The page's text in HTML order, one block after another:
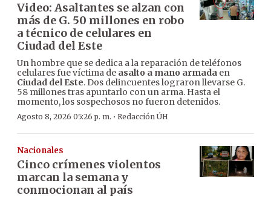
Video: Asaltantes se alzan con
más de G. 50 millones en robo
a técnico de celulares en
Ciudad del Este
Un hombre que se dedica a la reparación de teléfonos
celulares fue víctima de asalto a mano armada en
Ciudad del Este. Dos delincuentes lograron llevarse G.
58 millones tras apuntarlo con un arma. Hasta el
momento, los sospechosos no fueron detenidos.
Agosto 8, 2026 05:26 p. m. · Redacción ÚH
Nacionales
Cinco crímenes violentos
marcan la semana y
conmocionan al país